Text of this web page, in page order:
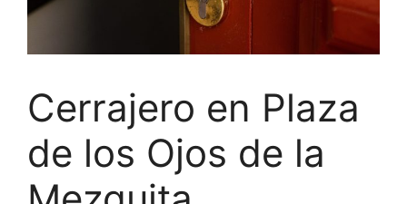
Cerrajero en Plaza
de los Ojos de la